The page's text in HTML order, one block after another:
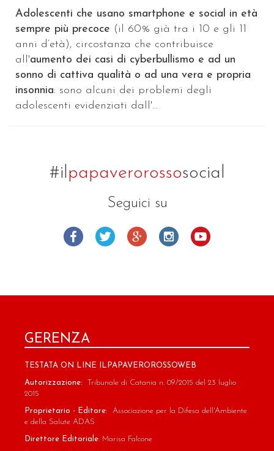
Adolescenti che usano smartphone e social in età
sempre più precoce (il 60% già tra i 10 e gli 11
anni d’età), circostanza che contribuisce
all'aumento dei casi di cyberbullismo e ad un
sonno di cattiva qualità o ad una vera e propria
insonnia: sono alcuni dei problemi degli
adolescenti evidenziati dall'...
#ilpapaverorossosocial
Seguici su
GERENZA
TESTATA ON LINE ILPAPAVEROROSSOWEB
Autorizzazione: Tribunale di Catania n. 09/2015 del 23 luglio
2015
Proprietario - Editore: Associazione per la Difesa dell'Ambiente
e della Salute ADAS
Direttore Editoriale: Marisa Falcone